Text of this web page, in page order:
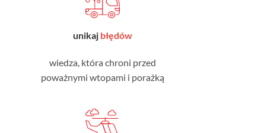
unikaj błędów
wiedza, która chroni przed
poważnymi wtopami i porażką